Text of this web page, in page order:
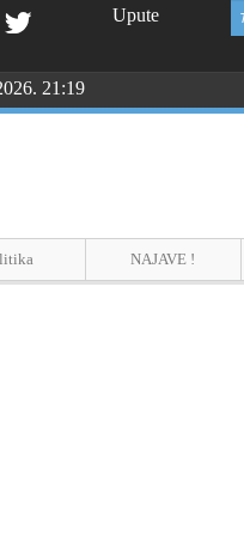
Upute
21:19
NAJAVE !